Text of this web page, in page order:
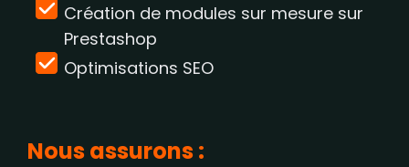
Création de modules sur mesure sur
Prestashop
Optimisations SEO
Nous assurons :